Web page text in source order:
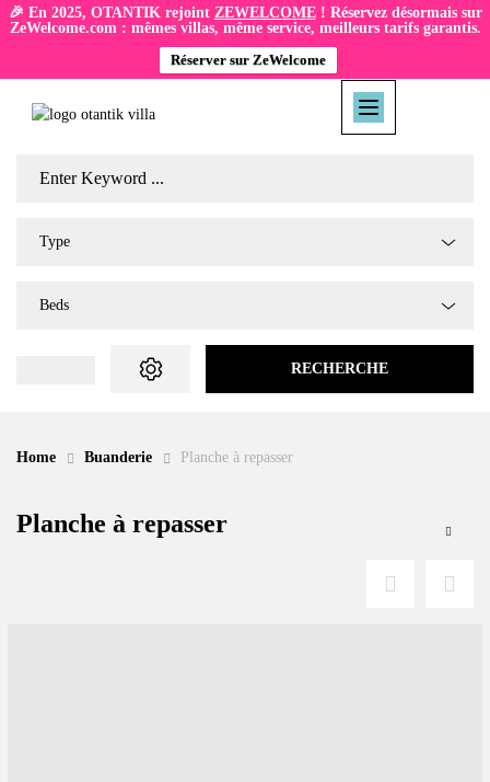
🎉 En 2025, OTANTIK rejoint ZEWELCOME! Réservez désormais sur
ZeWelcome.com : mêmes villas, même service, meilleurs tarifs garantis.
Réserver sur ZeWelcome
Type
Beds
RECHERCHE
Home Buanderie Planche à repasser
Planche à repasser